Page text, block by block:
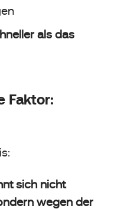
als das
Faktor:
sich nicht
wegen der